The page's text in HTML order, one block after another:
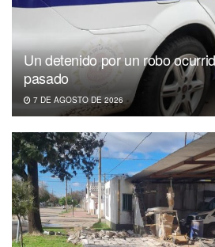
Un detenido por un robo
pasado
7 DE AGOSTO DE 2026